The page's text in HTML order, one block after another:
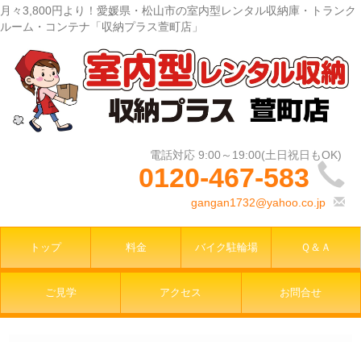
月々3,800円より！愛媛県・松山市の室内型レンタル収納庫・トランク
ルーム・コンテナ「収納プラス萱町店」
0120-467-583
gangan1732@yahoo.co.jp
トップ 料金 バイク駐輪場 Ｑ＆Ａ
ご見学 アクセス お問合せ